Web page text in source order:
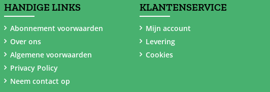
HANDIGE LINKS
Abonnement voorwaarden
Over ons
Algemene voorwaarden
Privacy Policy
Neem contact op
KLANTENSERVICE
Mijn account
Levering
Cookies